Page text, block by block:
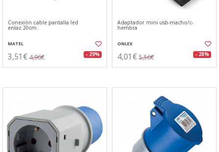
Conexión cable pantalla led
enlaz.20cm.
MATEL
3,51€ 4,96€ - 29%
Adaptador mini usb-macho/c-
hembra
ONLEX
4,01€ 5,56€ - 28%